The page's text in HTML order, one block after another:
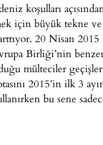
koşulları
için büyük tekne
20 Nisan
Birliği’nin
mülteciler
2015’in ilk 3
bu sene